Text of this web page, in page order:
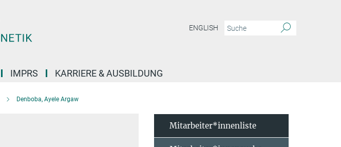
ENGLISH
IMPRS KARRIERE & AUSBILDUNG
Denboba, Ayele Argaw
Mitarbeiter*innenliste